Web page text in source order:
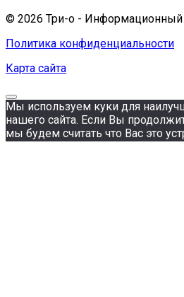
© 2026 Три-о - Информационный
Политика конфиденциальности
Карта сайта
Мы используем куки для
нашего сайта. Если Вы
мы будем считать что Вас это